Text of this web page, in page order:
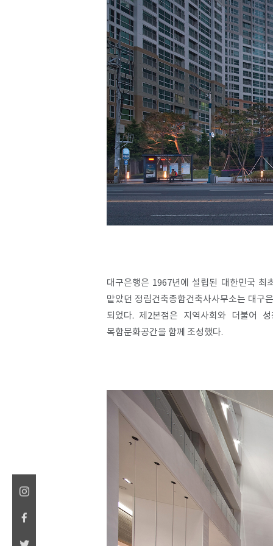
대구은행은 1967년에 설립된 대한민국
맡았던 정림건축종합건축사사무소는 대구
되었다. 제2본점은 지역사회와 더불어
복합문화공간을 함께 조성했다.